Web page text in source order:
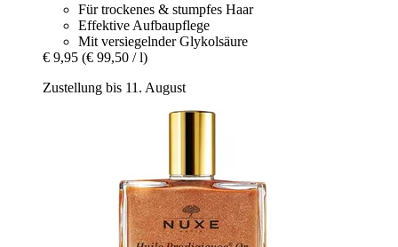
Für trockenes & stumpfes Haar
Effektive Aufbaupflege
Mit versiegelnder Glykolsäure
€ 9,95 (€ 99,50 / l)
Zustellung bis 11. August